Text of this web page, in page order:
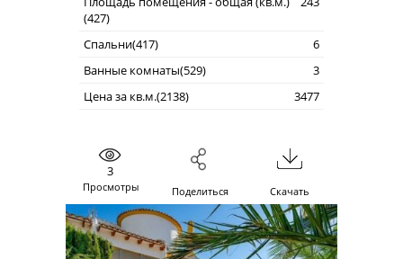
(427)
Спальни(417)
6
Ванные комнаты(529)
3
Цена за кв.м.(2138)
3477
3
Просмотры Поделиться Скачать